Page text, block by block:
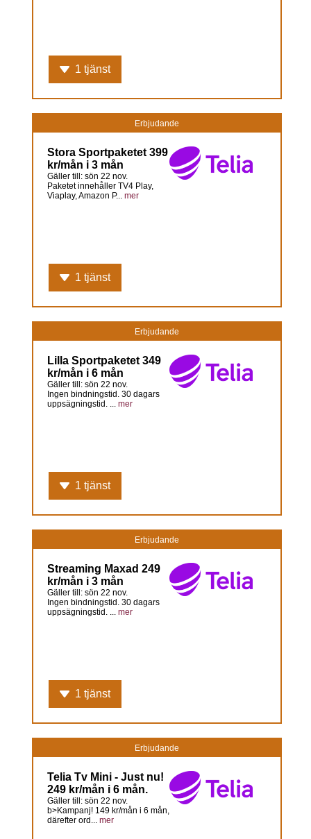
1 tjänst
Erbjudande
Stora Sportpaketet 399
kr/mån i 3 mån
Gäller till: sön 22 nov.
Paketet innehåller TV4 Play,
Viaplay, Amazon P... mer
1 tjänst
Erbjudande
Lilla Sportpaketet 349
kr/mån i 6 mån
Gäller till: sön 22 nov.
Ingen bindningstid. 30 dagars
uppsägningstid. ... mer
1 tjänst
Erbjudande
Streaming Maxad 249
kr/mån i 3 mån
Gäller till: sön 22 nov.
Ingen bindningstid. 30 dagars
uppsägningstid. ... mer
1 tjänst
Erbjudande
Telia Tv Mini - Just nu!
249 kr/mån i 6 mån.
Gäller till: sön 22 nov.
b>Kampanj! 149 kr/mån i 6 mån,
därefter ord... mer